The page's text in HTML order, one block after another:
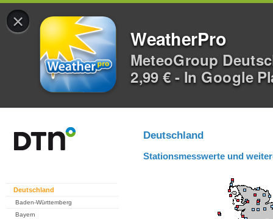
×
WeatherPro
MeteoGroup
2,99 € - In Google
Deutschland
Baden-Württemberg
Bayern
Deutschland
Stationsmesswerte und